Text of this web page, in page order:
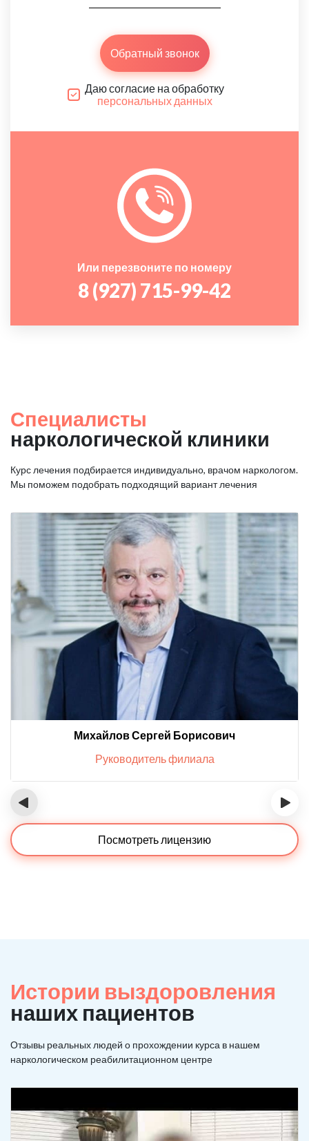
Обратный звонок
Даю согласие на обработку
персональных данных
Или перезвоните по номеру
8 (927) 715-99-42
Специалисты
наркологической клиники
Курс лечения подбирается индивидуально, врачом наркологом.
Мы поможем подобрать подходящий вариант лечения
Михайлов Сергей Борисович
Руководитель филиала
‹ ›
Посмотреть лицензию
Истории выздоровления
наших пациентов
Отзывы реальных людей о прохождении курса в нашем
наркологическом реабилитационном центре